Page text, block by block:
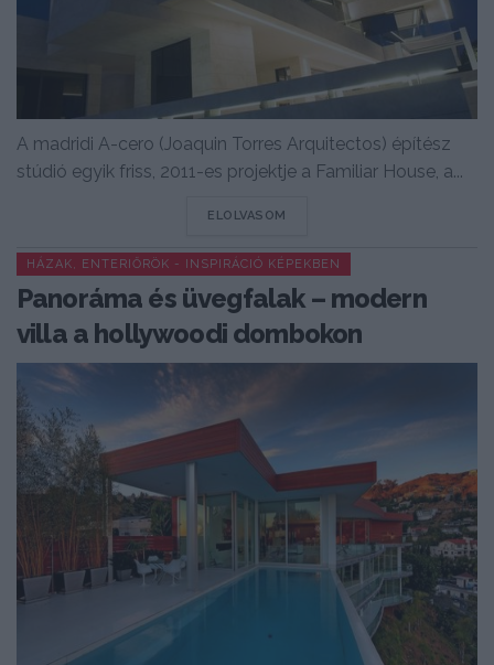
A madridi A-cero (Joaquin Torres Arquitectos) építész
stúdió egyik friss, 2011-es projektje a Familiar House, a...
ELOLVASOM
HÁZAK, ENTERIŐRÖK - INSPIRÁCIÓ KÉPEKBEN
Panoráma és üvegfalak – modern
villa a hollywoodi dombokon